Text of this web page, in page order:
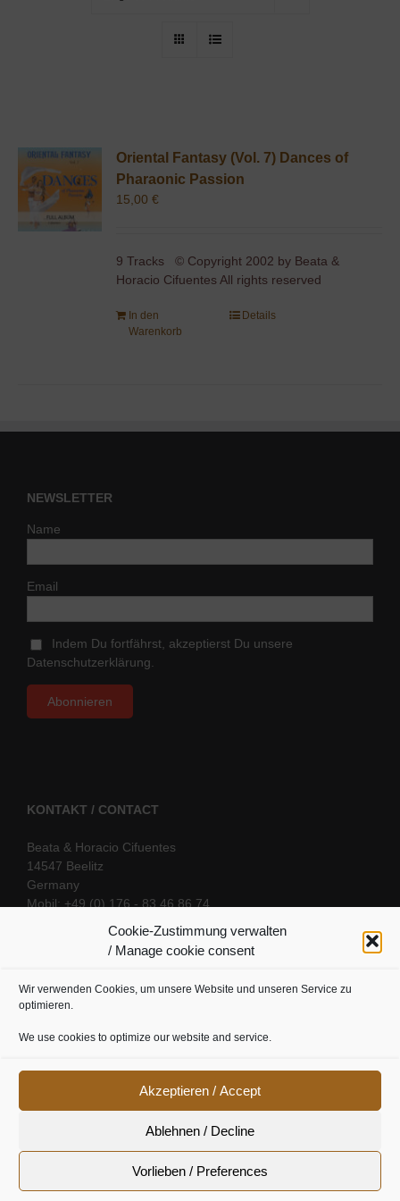
Cookie-Zustimmung verwalten
/ Manage cookie consent
Wir verwenden Cookies, um unsere Website und unseren Service zu
optimieren.
We use cookies to optimize our website and service.
Akzeptieren / Accept
Ablehnen / Decline
Vorlieben / Preferences
Oriental Fantasy (Vol. 7) Dances of
Pharaonic Passion
15,00€
9 Tracks © Copyright 2002 by Beata &
Horacio Cifuentes All rights reserved
In den
Warenkorb
Details
NEWSLETTER
Name
Email
Indem Du fortfährst, akzeptierst Du unsere
Datenschutzerklärung.
KONTAKT / CONTACT
Beata & Horacio Cifuentes
14547 Beelitz
Germany
Mobil: +49 (0) 176 - 83 46 86 74
SOCIAL LINKS
Cookie Richtline|Datenschutz|Urheberrecht|Impressum